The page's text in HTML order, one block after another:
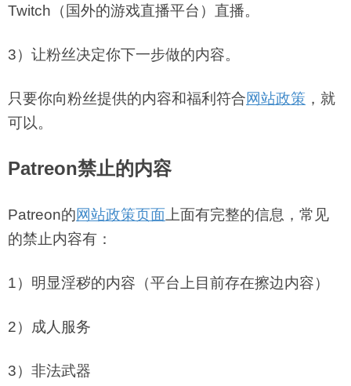
Twitch（国外的游戏直播平台）直播。
3）让粉丝决定你下一步做的内容。
只要你向粉丝提供的内容和福利符合网站政策 ，就
可以。
Patreon禁止的内容
Patreon的网站政策页面 上面有完整的信息，常见
的禁止内容有：
1）明显淫秽的内容（平台上目前存在擦边内容）
2）成人服务
3）非法武器